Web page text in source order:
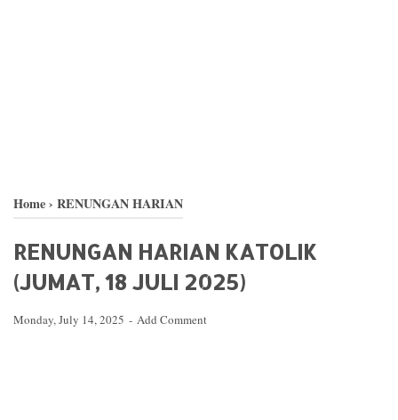
Home› RENUNGAN HARIAN
RENUNGAN HARIAN KATOLIK
(JUMAT, 18 JULI 2025)
Monday, July 14, 2025 Add Comment